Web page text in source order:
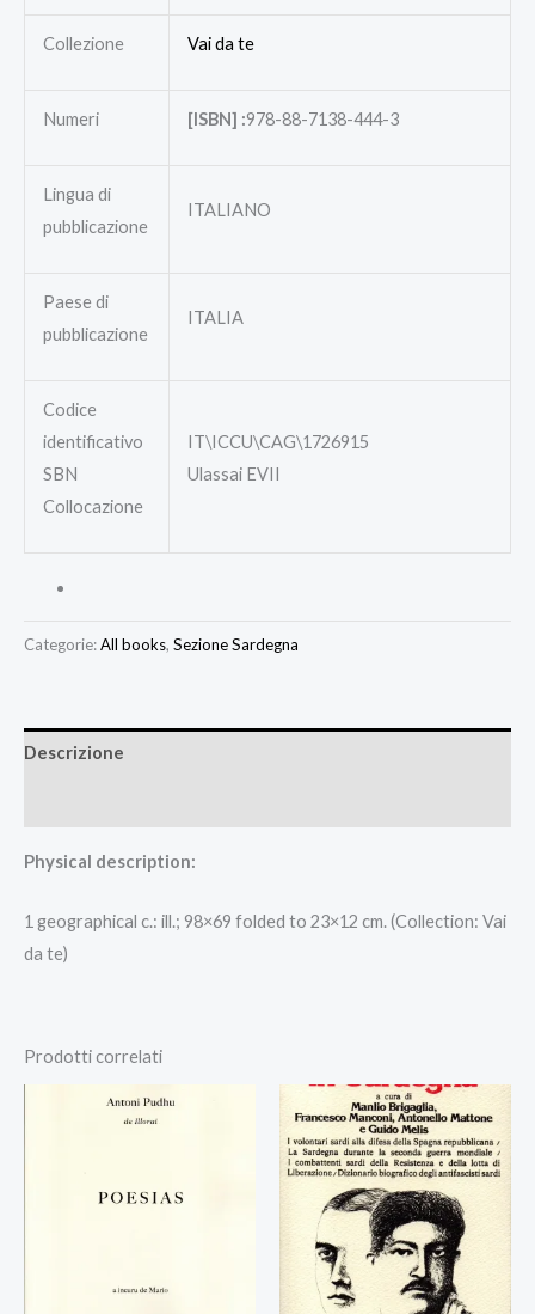
Collezione Vai da te
Numeri [ISBN] :978-88-7138-444-3
Lingua di
pubblicazione
ITALIANO
Paese di
pubblicazione
ITALIA
Codice
identificativo
SBN
Collocazione
IT\ICCU\CAG\1726915
Ulassai EVII
Categorie:All books, Sezione Sardegna
Descrizione
Physical description:
1 geographical c.: ill.; 98×69 folded to 23×12 cm. (Collection: Vai
da te)
Prodotti correlati